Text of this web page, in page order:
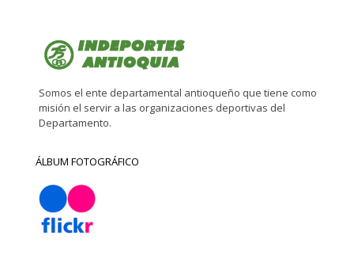
Somos el ente departamental antioqueño que tiene como
misión el servir a las organizaciones deportivas del
Departamento.
ÁLBUM FOTOGRÁFICO